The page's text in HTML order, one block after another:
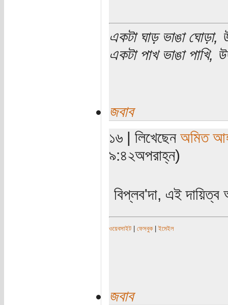
একটা ঘাড় ভাঙা ঘোড়া,
একটা পাখ ভাঙা পাখি,
জবাব
১৬ | লিখেছেন অমিত
৯:৪২অপরাহ্ন)
বিপ্লব'দা, এই
ওয়েবসাইট| ফেসবুক|ইমেইল
জবাব